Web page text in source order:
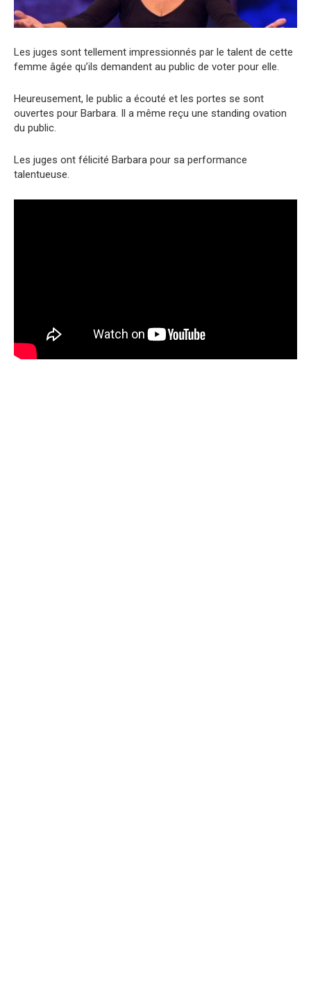
Les juges sont tellement impressionnés par le talent de cette
femme âgée qu’ils demandent au public de voter pour elle.
Heureusement, le public a écouté et les portes se sont
ouvertes pour Barbara. Il a même reçu une standing ovation
du public.
Les juges ont félicité Barbara pour sa performance
talentueuse.